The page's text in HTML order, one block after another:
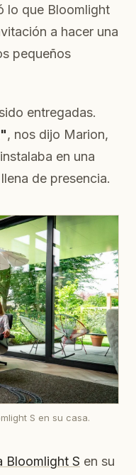
lo que Bloomlight
a hacer una
pequeños
entregadas.
, nos dijo Marion,
en una
de presencia.
S en su casa.
Bloomlight S en su